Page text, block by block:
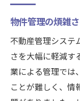
物件管理の煩雑
不動産管理システ
さを大幅に軽減す
業による管理では
ことが難しく、情